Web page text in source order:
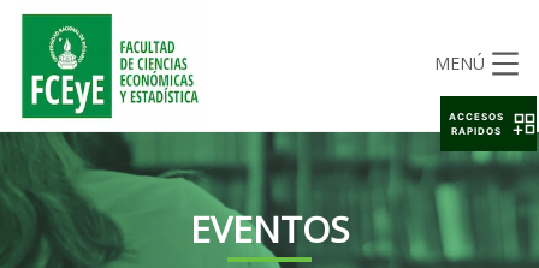
MENÚ
EVENTOS
ACCESOS
RAPIDOS